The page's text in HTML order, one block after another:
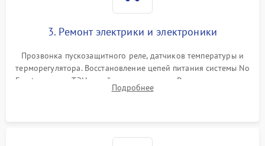
3. Ремонт электрики и электроники
Прозвонка пускозащитного реле, датчиков температуры и
терморегулятора. Восстановление цепей питания системы No
Frost, включая ТЭН оттайки и вентилятор. Ремонт или замена
платы управления при сбоях алгоритмов.
Подробнее